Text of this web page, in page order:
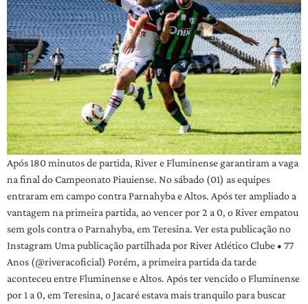
Após 180 minutos de partida, River e Fluminense garantiram a vaga
na final do Campeonato Piauiense. No sábado (01) as equipes
entraram em campo contra Parnahyba e Altos. Após ter ampliado a
vantagem na primeira partida, ao vencer por 2 a 0, o River empatou
sem gols contra o Parnahyba, em Teresina. Ver esta publicação no
Instagram Uma publicação partilhada por River Atlético Clube • 77
Anos (@riveracoficial) Porém, a primeira partida da tarde
aconteceu entre Fluminense e Altos. Após ter vencido o Fluminense
por 1 a 0, em Teresina, o Jacaré estava mais tranquilo para buscar